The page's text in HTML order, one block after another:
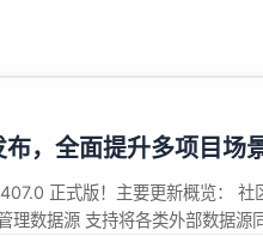
仓一体解决方案。我们将通过一
，全面提升多项目场景
正式版！主要更新概览：
理数据源 支持将各类外部数据源